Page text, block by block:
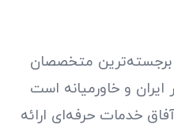
متخصصان
ایران و خاورمیانه است
خدمات حرفه‌ای ارائه